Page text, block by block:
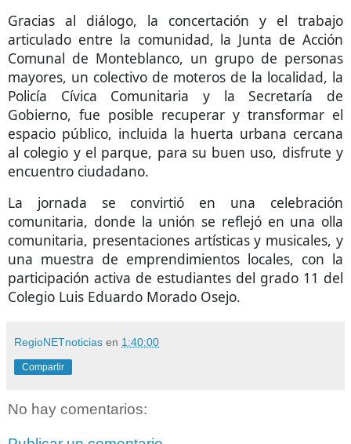
Gracias al diálogo, la concertación y el trabajo
articulado entre la comunidad, la Junta de Acción
Comunal de Monteblanco, un grupo de personas
mayores, un colectivo de moteros de la localidad, la
Policía Cívica Comunitaria y la Secretaría de
Gobierno, fue posible recuperar y transformar el
espacio público, incluida la huerta urbana cercana
al colegio y el parque, para su buen uso, disfrute y
encuentro ciudadano.
La jornada se convirtió en una celebración
comunitaria, donde la unión se reflejó en una olla
comunitaria, presentaciones artísticas y musicales, y
una muestra de emprendimientos locales, con la
participación activa de estudiantes del grado 11 del
Colegio Luis Eduardo Morado Osejo.
RegioNETnoticias en 1:40:00
Compartir
No hay comentarios: